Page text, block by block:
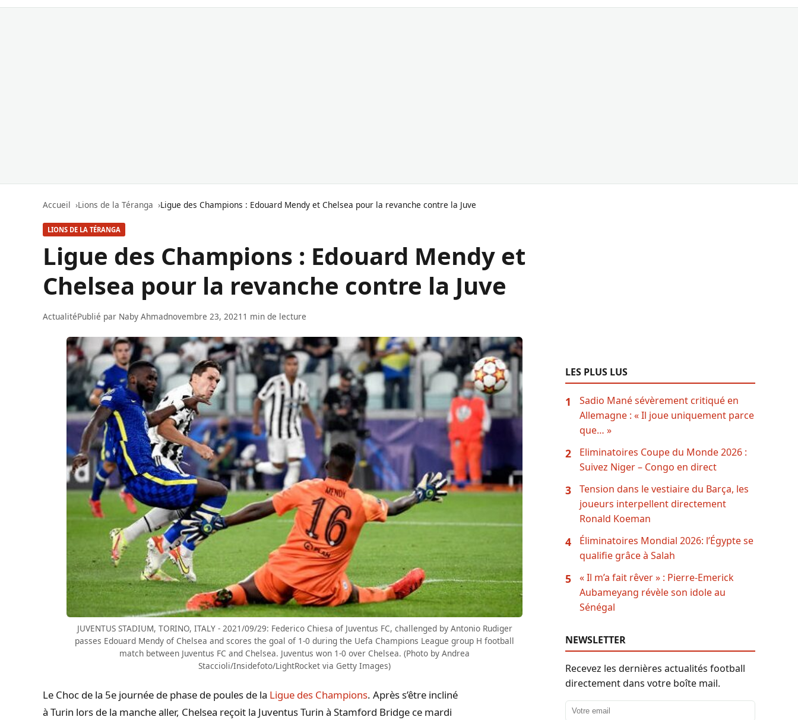
Accueil Lions de la Téranga Ligue des Champions : Edouard Mendy et Chelsea pour la revanche contre la Juve
LIONS DE LA TÉRANGA
Ligue des Champions : Edouard Mendy et
Chelsea pour la revanche contre la Juve
ActualitéPublié par Naby Ahmadnovembre 23, 2021 1 min de lecture
JUVENTUS STADIUM, TORINO, ITALY - 2021/09/29: Federico Chiesa of Juventus FC, challenged by Antonio Rudiger
passes Edouard Mendy of Chelsea and scores the goal of 1-0 during the Uefa Champions League group H football
match between Juventus FC and Chelsea. Juventus won 1-0 over Chelsea. (Photo by Andrea
Staccioli/Insidefoto/LightRocket via Getty Images)
Le Choc de la 5e journée de phase de poules de la Ligue des Champions. Après s’être incliné
à Turin lors de la manche aller, Chelsea reçoit la Juventus Turin à Stamford Bridge ce mardi
LES PLUS LUS
1
Sadio Mané sévèrement critiqué en
Allemagne : « Il joue uniquement parce
que… »
2
Eliminatoires Coupe du Monde 2026 :
Suivez Niger – Congo en direct
3
Tension dans le vestiaire du Barça, les
joueurs interpellent directement
Ronald Koeman
4
Éliminatoires Mondial 2026: l’Égypte se
qualifie grâce à Salah
5
« Il m’a fait rêver » : Pierre-Emerick
Aubameyang révèle son idole au
Sénégal
NEWSLETTER
Recevez les dernières actualités football
directement dans votre boîte mail.
Adresse email